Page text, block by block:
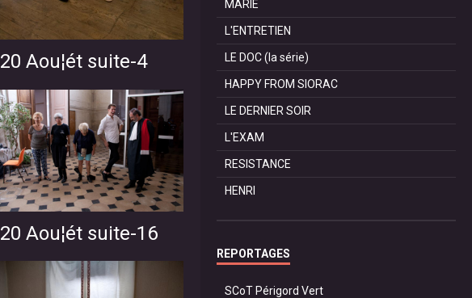
20 Aou¦ét suite-4
20 Aou¦ét suite-16
MARIE
L'ENTRETIEN
LE DOC (la série)
HAPPY FROM SIORAC
LE DERNIER SOIR
L'EXAM
RESISTANCE
HENRI
REPORTAGES
SCoT Périgord Vert